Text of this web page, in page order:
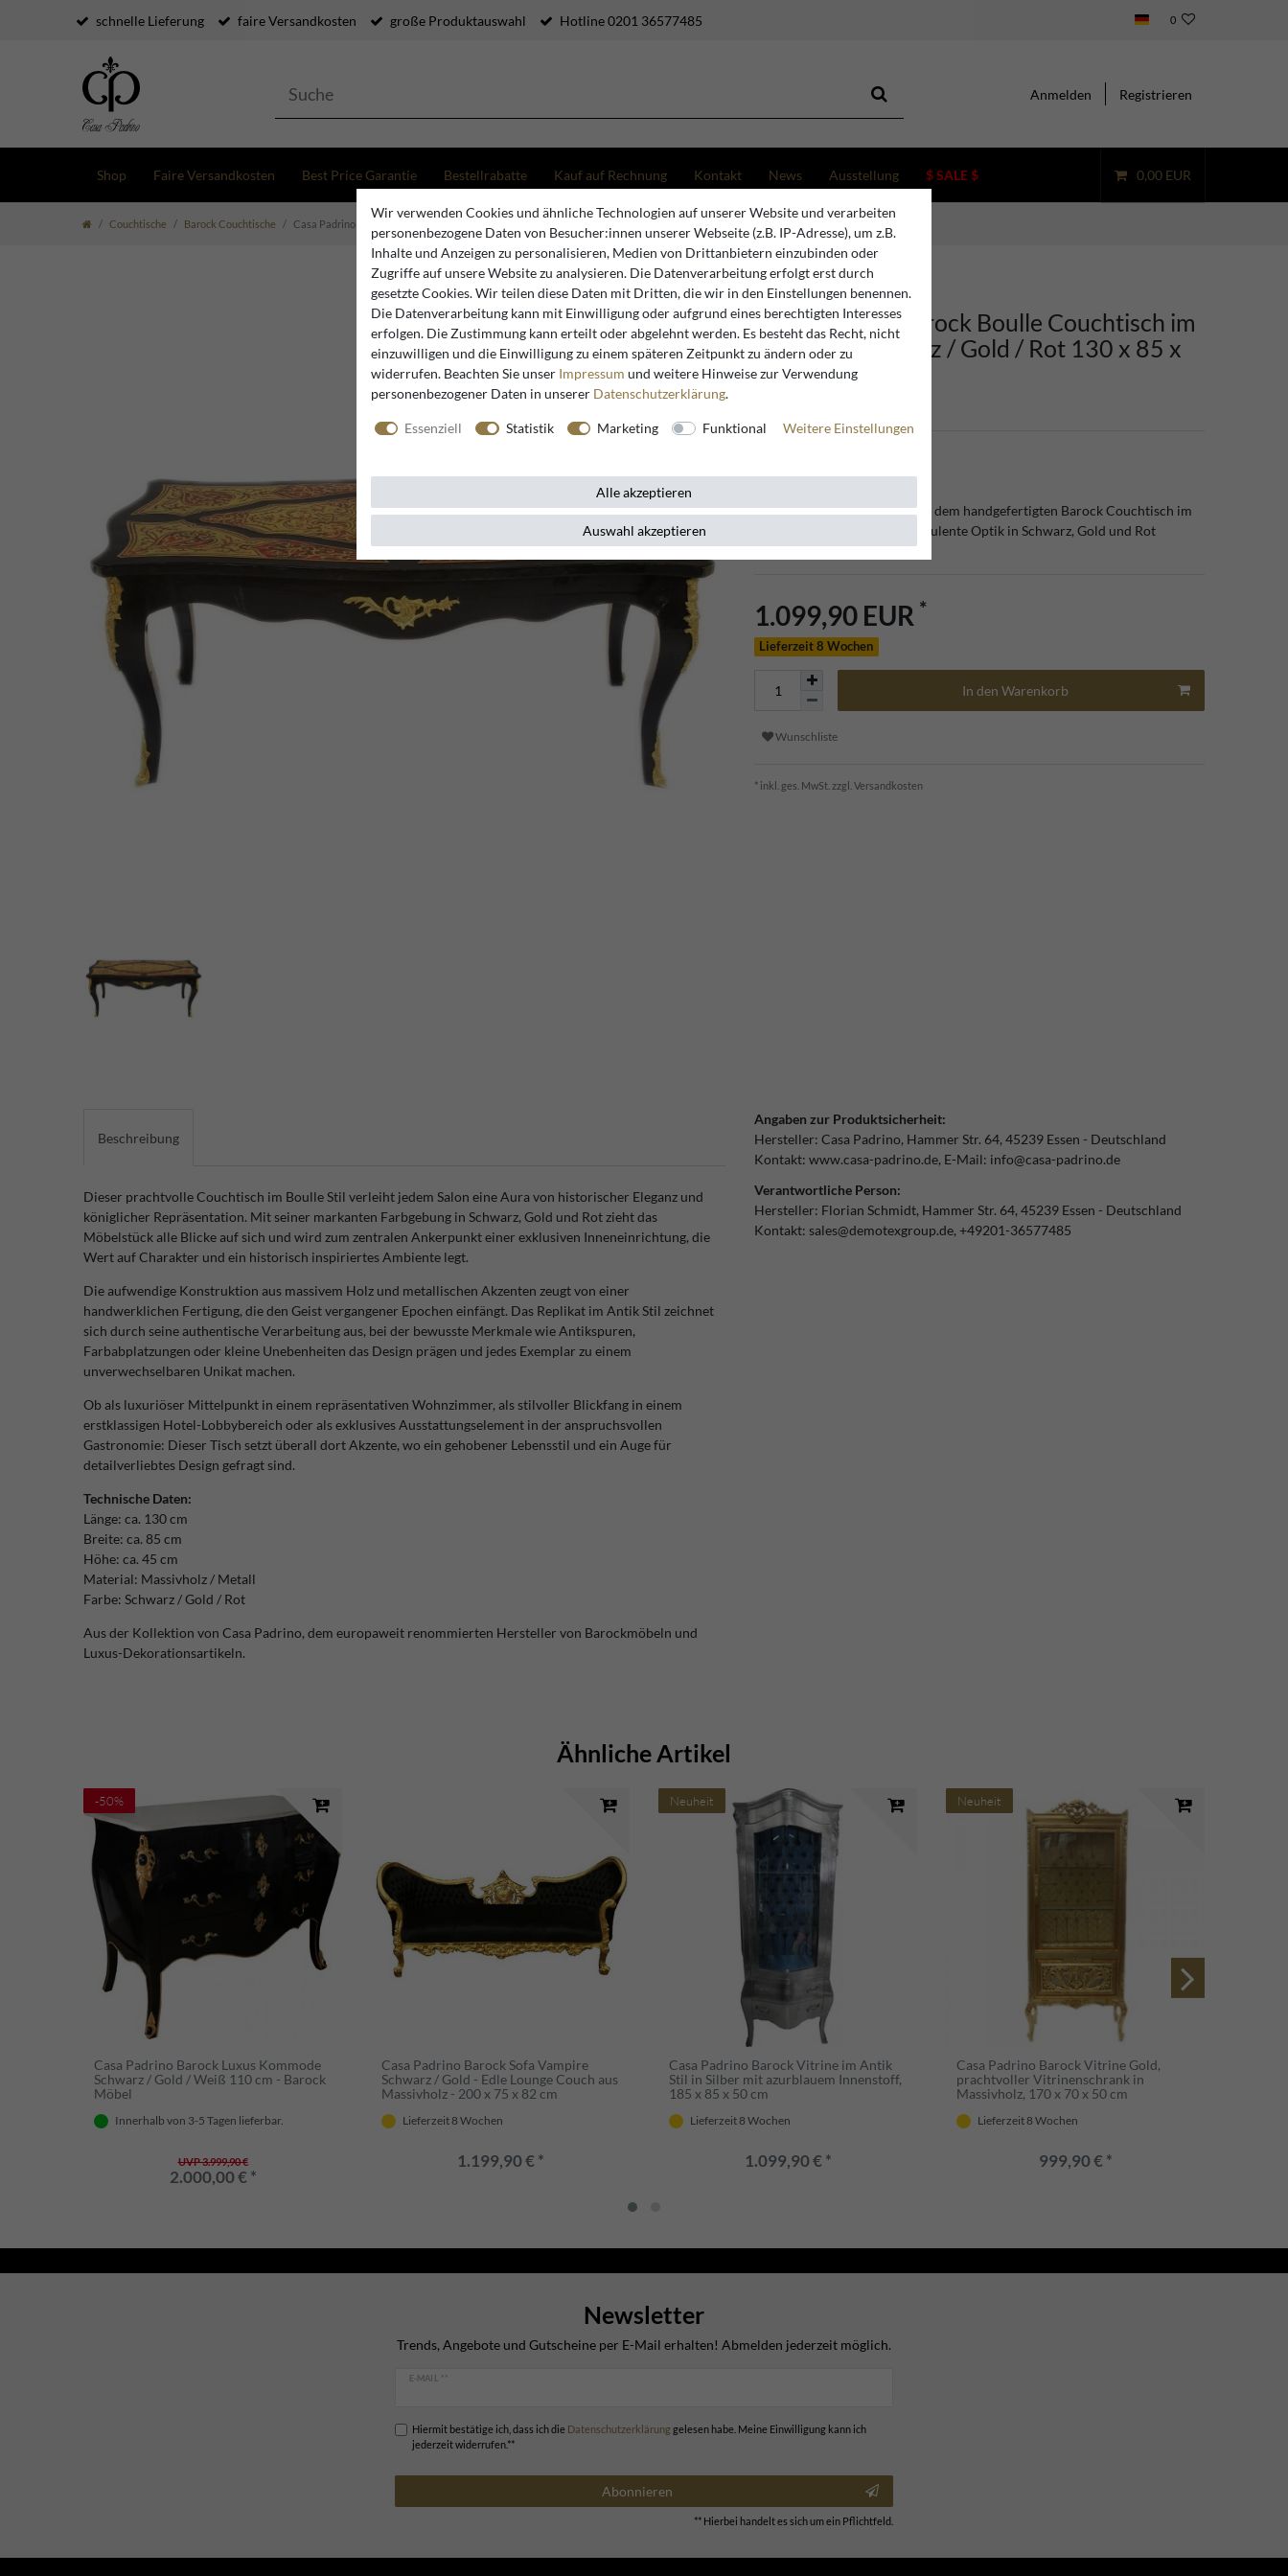
schnelle Lieferung faire Versandkosten große Produktauswahl Hotline 0201 36577485 0
Anmelden Registrieren
Shop Faire Versandkosten Best Price Garantie Bestellrabatte Kauf auf Rechnung Kontakt News Ausstellung $ SALE $ 0,00 EUR
Couchtische Barock Couchtische Casa Padrino Barock Boulle Couchtisch im Antik Stil Schwarz / Gold / Rot 130 x 85 x 45 cm
Casa Padrino
Casa Padrino Barock Boulle Couchtisch im
Antik Stil Schwarz / Gold / Rot 130 x 85 x
45 cm
Erleben Sie royale Eleganz mit dem handgefertigten Barock Couchtisch im
Boulle Stil, der durch seine opulente Optik in Schwarz, Gold und Rot
überzeugt.
1.099,90 EUR *
Lieferzeit 8 Wochen
In den Warenkorb
Wunschliste
* inkl. ges. MwSt. zzgl. Versandkosten
Beschreibung
Dieser prachtvolle Couchtisch im Boulle Stil verleiht jedem Salon eine Aura von historischer Eleganz und
königlicher Repräsentation. Mit seiner markanten Farbgebung in Schwarz, Gold und Rot zieht das
Möbelstück alle Blicke auf sich und wird zum zentralen Ankerpunkt einer exklusiven Inneneinrichtung, die
Wert auf Charakter und ein historisch inspiriertes Ambiente legt.
Die aufwendige Konstruktion aus massivem Holz und metallischen Akzenten zeugt von einer
handwerklichen Fertigung, die den Geist vergangener Epochen einfängt. Das Replikat im Antik Stil zeichnet
sich durch seine authentische Verarbeitung aus, bei der bewusste Merkmale wie Antikspuren,
Farbabplatzungen oder kleine Unebenheiten das Design prägen und jedes Exemplar zu einem
unverwechselbaren Unikat machen.
Ob als luxuriöser Mittelpunkt in einem repräsentativen Wohnzimmer, als stilvoller Blickfang in einem
erstklassigen Hotel-Lobbybereich oder als exklusives Ausstattungselement in der anspruchsvollen
Gastronomie: Dieser Tisch setzt überall dort Akzente, wo ein gehobener Lebensstil und ein Auge für
detailverliebtes Design gefragt sind.
Technische Daten:
Länge: ca. 130 cm
Breite: ca. 85 cm
Höhe: ca. 45 cm
Material: Massivholz / Metall
Farbe: Schwarz / Gold / Rot
Aus der Kollektion von Casa Padrino, dem europaweit renommierten Hersteller von Barockmöbeln und
Luxus-Dekorationsartikeln.
Angaben zur Produktsicherheit:
Hersteller: Casa Padrino Hammer Str. 64 45239 Essen
Deutschland
Kontakt: www.casa-padrino.de E-Mail: info@casa-padrino.de
Verantwortliche Person:
Hersteller: Florian Schmidt Hammer Str. 64 45239 Essen
Deutschland
Kontakt: sales@demotexgroup.de +49201-36577485
Ähnliche Artikel
-50%
Casa Padrino Barock Luxus Kommode
Schwarz / Gold / Weiß 110 cm - Barock
Möbel
Innerhalb von 3-5 Tagen lieferbar.
UVP 3.999,90 €
2.000,00 € *
Casa Padrino Barock Sofa Vampire
Schwarz / Gold - Edle Lounge Couch aus
Massivholz - 200 x 75 x 82 cm
Lieferzeit 8 Wochen
1.199,90 € *
Neuheit
Casa Padrino Barock Vitrine im Antik
Stil in Silber mit azurblauem Innenstoff,
185 x 85 x 50 cm
Lieferzeit 8 Wochen
1.099,90 € *
Neuheit
Casa Padrino Barock Vitrine Gold,
prachtvoller Vitrinenschrank in
Massivholz, 170 x 70 x 50 cm
Lieferzeit 8 Wochen
999,90 € *
Newsletter
Trends, Angebote und Gutscheine per E-Mail erhalten! Abmelden jederzeit möglich.
E-MAIL **
Hiermit bestätige ich, dass ich die Daten­schutz­erklärunggelesen habe. Meine Einwilligung kann ich
jederzeit widerrufen.**
Abonnieren
** Hierbei handelt es sich um ein Pflichtfeld.
Wir verwenden Cookies und ähnliche Technologien auf unserer Website und verarbeiten
personenbezogene Daten von Besucher:innen unserer Webseite (z.B. IP-Adresse), um z.B.
Inhalte und Anzeigen zu personalisieren, Medien von Drittanbietern einzubinden oder
Zugriffe auf unsere Website zu analysieren. Die Datenverarbeitung erfolgt erst durch
gesetzte Cookies. Wir teilen diese Daten mit Dritten, die wir in den Einstellungen benennen.
Die Datenverarbeitung kann mit Einwilligung oder aufgrund eines berechtigten Interesses
erfolgen. Die Zustimmung kann erteilt oder abgelehnt werden. Es besteht das Recht, nicht
einzuwilligen und die Einwilligung zu einem späteren Zeitpunkt zu ändern oder zu
widerrufen. Beachten Sie unser Impressum und weitere Hinweise zur Verwendung
personenbezogener Daten in unserer Daten­schutz­erklärung.
Essenziell Statistik Marketing Funktional Weitere Einstellungen
Alle akzeptieren
Auswahl akzeptieren